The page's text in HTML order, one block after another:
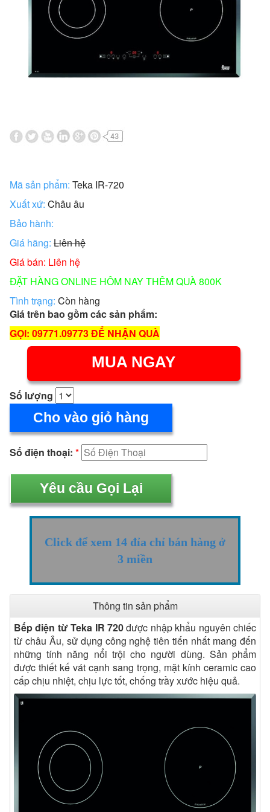
Mã sản phẩm: Teka IR-720
Xuất xứ: Châu âu
Bảo hành:
Giá hãng: Liên hệ
Giá bán: Liên hệ
ĐẶT HÀNG ONLINE HÔM NAY THÊM QUÀ 800K
Tình trạng: Còn hàng
Giá trên bao gồm các sản phẩm:
GỌI: 09771.09773 ĐỂ NHẬN QUÀ
MUA NGAY
Số lượng
Cho vào giỏ hàng
Số điện thoại: *
Click để xem 14 đỉa chỉ bán hàng ở
3 miền
Thông tin sản phẩm
Bếp điện từ Teka IR 720được nhập khẩu nguyên chiếc
từ châu Âu, sử dụng công nghệ tiên tiến nhất mang đến
những tính năng nổi trội cho người dùng. Sản phẩm
được thiết kế vát cạnh sang trọng, mặt kính ceramic cao
cấp chịu nhiệt, chịu lực tốt, chống trầy xước hiệu quả.